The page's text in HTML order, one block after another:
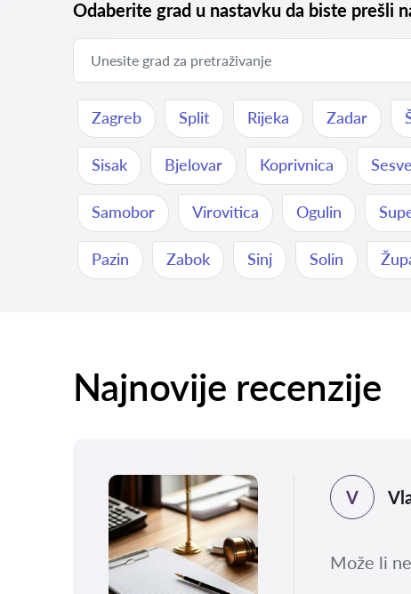
Odaberite grad u nastavku da biste prešli
Zagreb Split Rijeka Zadar
Sisak Bjelovar Koprivnica
Samobor Virovitica Ogulin
Pazin Zabok Sinj Solin
Najnovije recenzije
V
Može li